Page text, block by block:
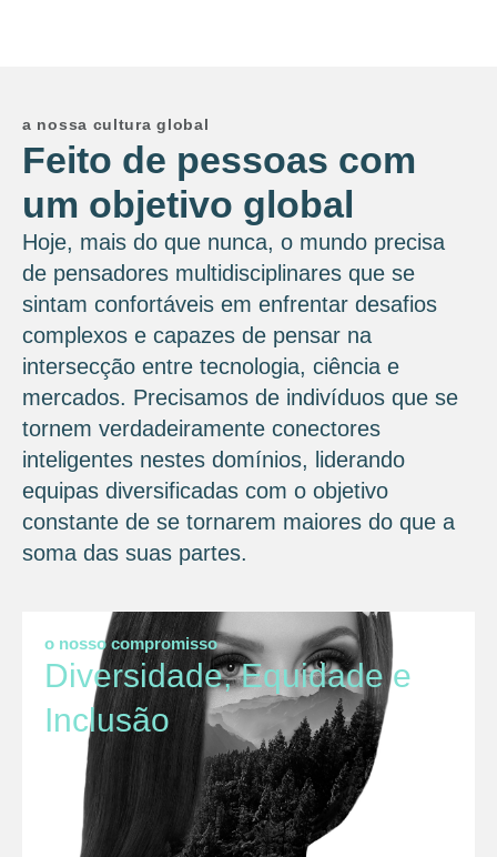
a nossa cultura global
Feito de pessoas com
um objetivo global
Hoje, mais do que nunca, o mundo precisa
de pensadores multidisciplinares que se
sintam confortáveis ​​em enfrentar desafios
complexos e capazes de pensar na
intersecção entre tecnologia, ciência e
mercados. Precisamos de indivíduos que se
tornem verdadeiramente conectores
inteligentes nestes domínios, liderando
equipas diversificadas com o objetivo
constante de se tornarem maiores do que a
soma das suas partes.
o nosso compromisso
Diversidade, Equidade e
Inclusão